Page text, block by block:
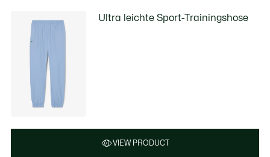
Ultra leichte Sport-Trainingshose
VIEW PRODUCT